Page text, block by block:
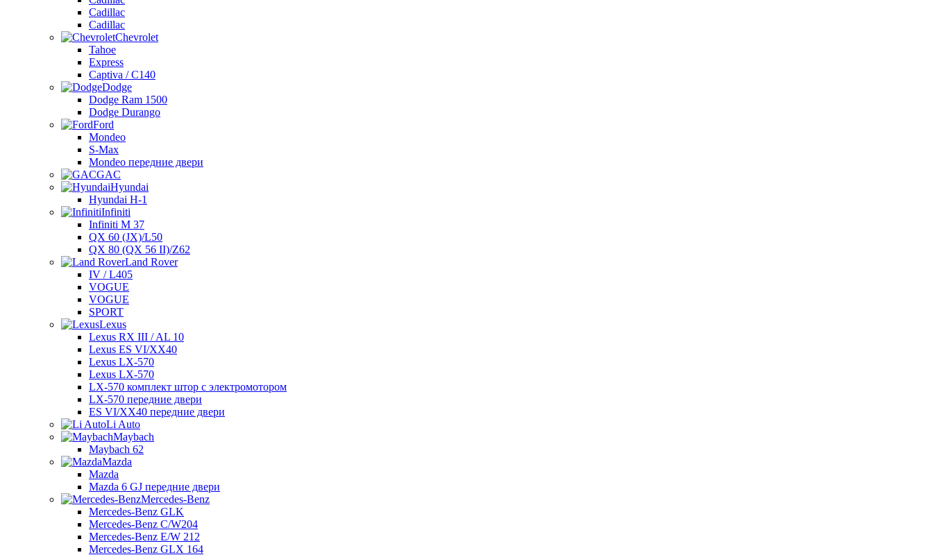
Cadillac
Cadillac
Chevrolet
Tahoe
Express
Captiva / C140
Dodge
Dodge Ram 1500
Dodge Durango
Ford
Mondeo
S-Max
Mondeo передние двери
GAC
Hyundai
Hyundai H-1
Infiniti
Infiniti M 37
QX 60 (JX)/L50
QX 80 (QX 56 II)/Z62
Land Rover
IV / L405
VOGUE
VOGUE
SPORT
Lexus
Lexus RX III / AL 10
Lexus ES VI/XX40
Lexus LX-570
Lexus LX-570
LX-570 комплект штор с электромотором
LX-570 передние двери
ES VI/XX40 передние двери
Li Auto
Maybach
Maybach 62
Mazda
Mazda
Mazda 6 GJ передние двери
Mercedes-Benz
Mercedes-Benz GLK
Mercedes-Benz C/W204
Mercedes-Benz E/W 212
Mercedes-Benz GLX 164